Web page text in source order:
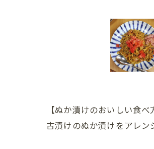
【ぬか漬けのおいしい食べ
古漬けのぬか漬けをアレン